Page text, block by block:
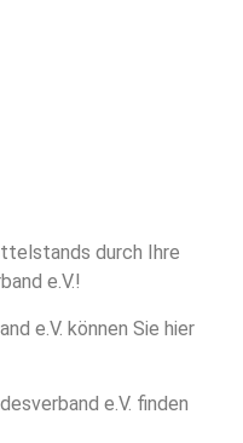
durch Ihre
e.V.!
e.V. können Sie hier
e.V. finden